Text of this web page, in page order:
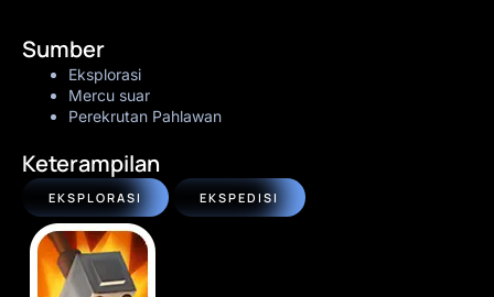
Sumber
Eksplorasi
Mercu suar
Perekrutan Pahlawan
Keterampilan
EKSPLORASI EKSPEDISI